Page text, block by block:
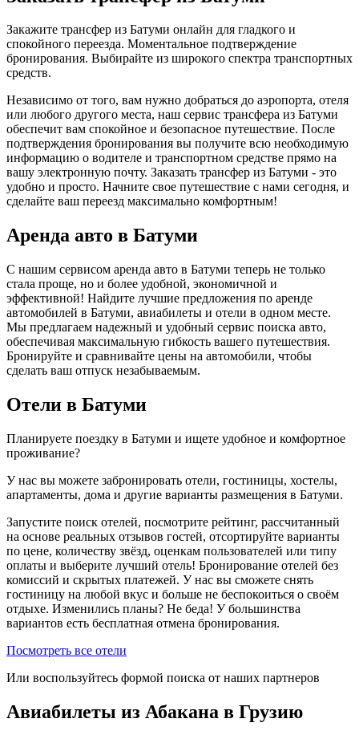
Закажите трансфер из Батуми онлайн для гладкого и
спокойного переезда. Моментальное подтверждение
бронирования. Выбирайте из широкого спектра транспортных
средств.
Независимо от того, вам нужно добраться до аэропорта, отеля
или любого другого места, наш сервис трансфера из Батуми
обеспечит вам спокойное и безопасное путешествие. После
подтверждения бронирования вы получите всю необходимую
информацию о водителе и транспортном средстве прямо на
вашу электронную почту. Заказать трансфер из Батуми - это
удобно и просто. Начните свое путешествие с нами сегодня, и
сделайте ваш переезд максимально комфортным!
Аренда авто в Батуми
С нашим сервисом аренда авто в Батуми теперь не только
стала проще, но и более удобной, экономичной и
эффективной! Найдите лучшие предложения по аренде
автомобилей в Батуми, авиабилеты и отели в одном месте.
Мы предлагаем надежный и удобный сервис поиска авто,
обеспечивая максимальную гибкость вашего путешествия.
Бронируйте и сравнивайте цены на автомобили, чтобы
сделать ваш отпуск незабываемым.
Отели в Батуми
Планируете поездку в Батуми и ищете удобное и комфортное
проживание?
У нас вы можете забронировать отели, гостиницы, хостелы,
апартаменты, дома и другие варианты размещения в Батуми.
Запустите поиск отелей, посмотрите рейтинг, рассчитанный
на основе реальных отзывов гостей, отсортируйте варианты
по цене, количеству звёзд, оценкам пользователей или типу
оплаты и выберите лучший отель! Бронирование отелей без
комиссий и скрытых платежей. У нас вы сможете снять
гостиницу на любой вкус и больше не беспокоиться о своём
отдыхе. Изменились планы? Не беда! У большинства
вариантов есть бесплатная отмена бронирования.
Посмотреть все отели
Или воспользуйтесь формой поиска от наших партнеров
Авиабилеты из Абакана в Грузию